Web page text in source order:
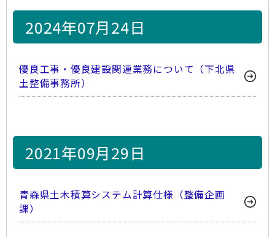
2024年07月24日
優良工事・優良建設関連業務について（下北県
土整備事務所）
2021年09月29日
青森県土木積算システム計算仕様（整備企画
課）